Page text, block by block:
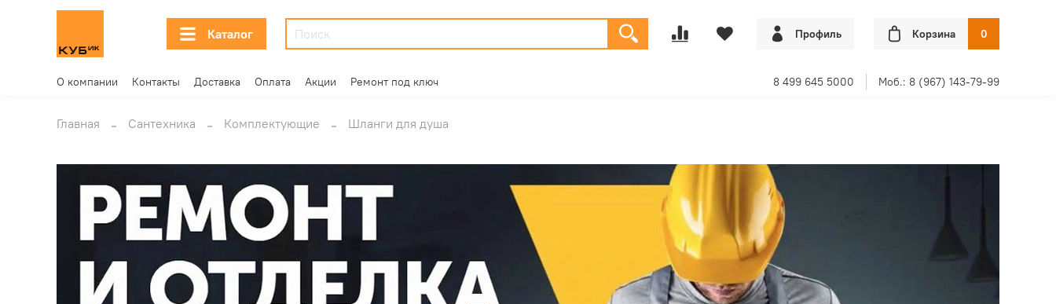
Каталог Профиль Корзина 0
О компании Контакты Доставка Оплата Акции Ремонт под ключ 8 499 645 5000 Моб.: 8 (967) 143-79-99
Главная Сантехника Комплектующие Шланги для душа